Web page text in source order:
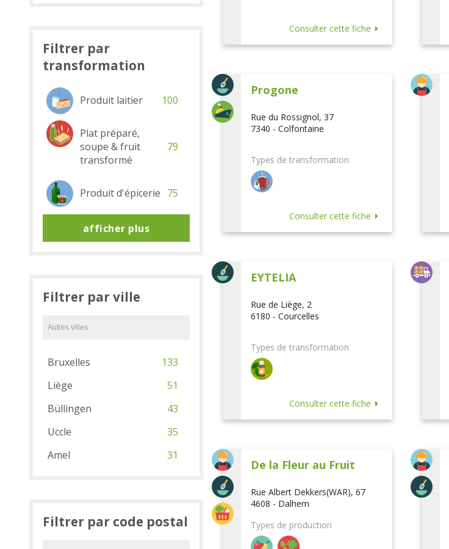
Consulter cette fiche
Progone
Rue du Rossignol, 37
7340 - Colfontaine
Types de transformation
Consulter cette fiche
EYTELIA
Rue de Liège, 2
6180 - Courcelles
Types de transformation
Consulter cette fiche
De la Fleur au Fruit
Rue Albert Dekkers(WAR), 67
4608 - Dalhem
Types de production
Filtrer par
transformation
Produit laitier 100
Plat préparé,
soupe & fruit
transformé
79
Produit d'épicerie 75
afficher plus
Filtrer par ville
Bruxelles
133
Liège
51
Büllingen
43
Uccle
35
Amel
31
Filtrer par code postal